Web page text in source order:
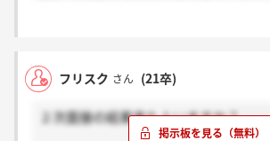
フリスク さん (21卒)
２次面接の結果来た人いますか？